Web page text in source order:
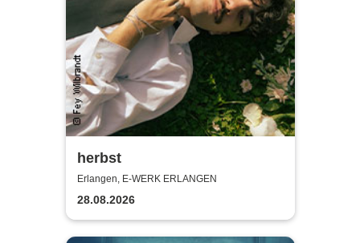
herbst
Erlangen, E-WERK ERLANGEN
28.08.2026